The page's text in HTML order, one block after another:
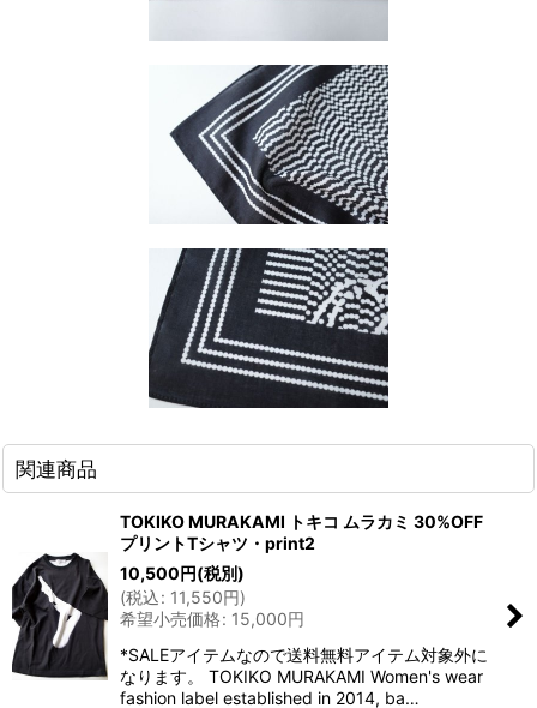
関連商品
TOKIKO MURAKAMI トキコ ムラカミ 30%OFF
プリントTシャツ・print2
10,500円(税別)
(税込: 11,550円)
希望小売価格: 15,000円
*SALEアイテムなので送料無料アイテム対象外に
なります。 TOKIKO MURAKAMI Women's wear
fashion label established in 2014, ba…